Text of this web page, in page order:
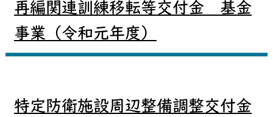
再編関連訓練移転等交付金 基金
事業（令和元年度）
特定防衛施設周辺整備調整交付金